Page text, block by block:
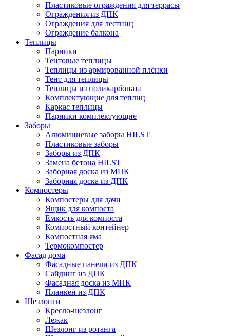
Пластиковые ограждения для террасы
Ограждения из ДПК
Ограждения для лестниц
Ограждение балкона
Теплицы
Парники
Тентовые теплицы
Теплицы из армированной плёнки
Тент для теплицы
Теплицы из поликарбоната
Комплектующие для теплиц
Каркас теплицы
Парники комплектующие
Заборы
Алюминиевые заборы HILST
Пластиковые заборы
Заборы из ДПК
Замена бетона HILST
Заборная доска из МПК
Заборная доска из ДПК
Компостеры
Компостеры для дачи
Ящик для компоста
Емкость для компоста
Компостный контейнер
Компостная яма
Термокомпостер
Фасад дома
Фасадные панели из ДПК
Сайдинг из ДПК
Фасадная доска из МПК
Планкен из ДПК
Шезлонги
Кресло-шезлонг
Лежак
Шезлонг из ротанга